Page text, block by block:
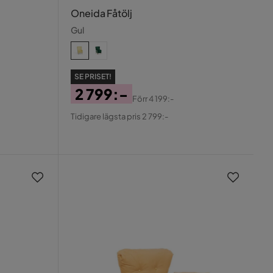
Oneida Fåtölj
Gul
SE PRISET!
Pris
2 799:-
Original
Förr4 199:-
Tidigare lägsta pris 2 799:-